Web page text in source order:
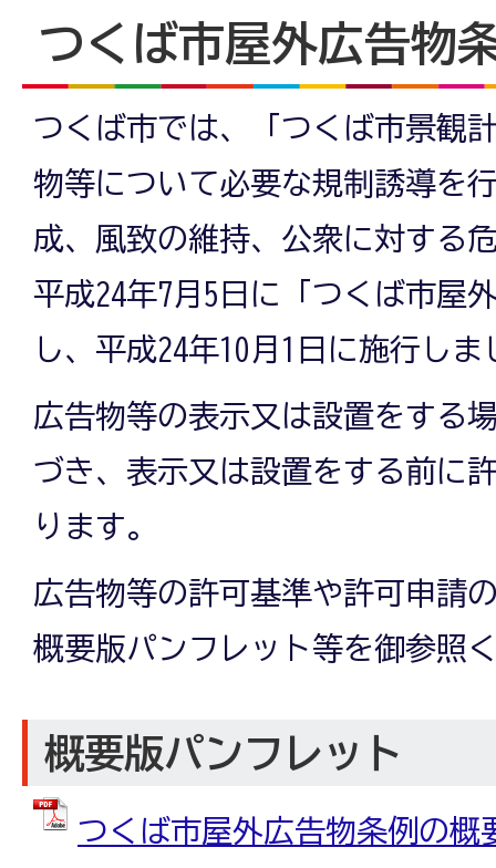
つくば市屋外広告物
つくば市では、「つくば市景観
物等について必要な規制誘導を
成、風致の維持、公衆に対する
平成24年7月5日に「つくば市屋
し、平成24年10月1日に施行しま
広告物等の表示又は設置をする
づき、表示又は設置をする前に
ります。
広告物等の許可基準や許可申請
概要版パンフレット等を御参照
概要版パンフレット
つくば市屋外広告物条例の概